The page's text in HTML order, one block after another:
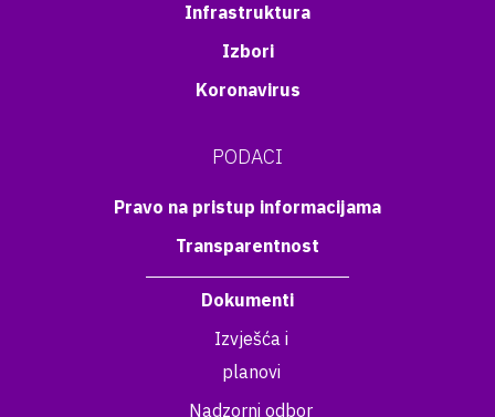
Infrastruktura
Izbori
Koronavirus
PODACI
Pravo na pristup informacijama
Transparentnost
Dokumenti
Izvješća i
planovi
Nadzorni odbor